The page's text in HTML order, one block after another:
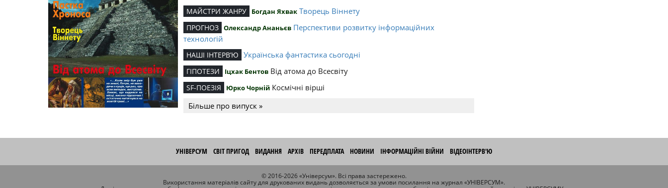
МАЙСТРИ ЖАНРУ Богдан Яхвак Творець Віннету
ПРОГНОЗ Олександр Ананьєв Перспективи розвитку інформаційних
технологій
НАШІ ІНТЕРВ’Ю Українська фантастика сьогодні
ГІПОТЕЗИ Іцхак Бентов Від атома до Всесвіту
SF-ПОЕЗІЯ Юрко Чорній Космічні вірші
Більше про випуск »
УНІВЕРСУМ СВІТ ПРИГОД ВИДАННЯ АРХІВ ПЕРЕДПЛАТА НОВИНИ ІНФОРМАЦІЙНІ ВІЙНИ ВІДЕОІНТЕРВ'Ю
© 2016-2026 «Універсум». Всі права застережено.
Використання матеріалів сайту для друкованих видань дозволяється за умови посилання на журнал «УНІВЕРСУМ».